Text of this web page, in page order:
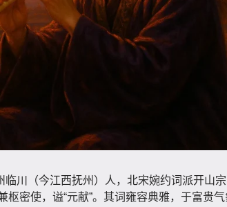
临川（今江西抚州）人，北宋婉约词派开山
枢密使，谥“元献”。其词雍容典雅，于富贵